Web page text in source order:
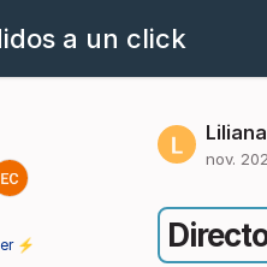
a un click
Liliana
nov.
⚡